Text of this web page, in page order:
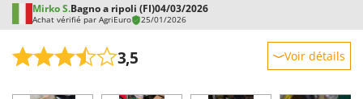
Mirko S.Bagno a ripoli (FI)04/03/2026
Achat vérifié par AgriEuro 25/01/2026
3,5 Voir détails